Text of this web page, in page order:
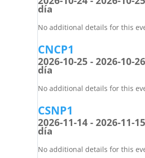
día
No additional details for this
CNCP1
2026-10-25 - 2026-10-
día
No additional details for this
CSNP1
2026-11-14 - 2026-11-
día
No additional details for this